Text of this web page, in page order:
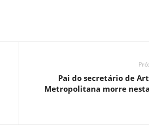
Pai do secretário de
Metropolitana morre